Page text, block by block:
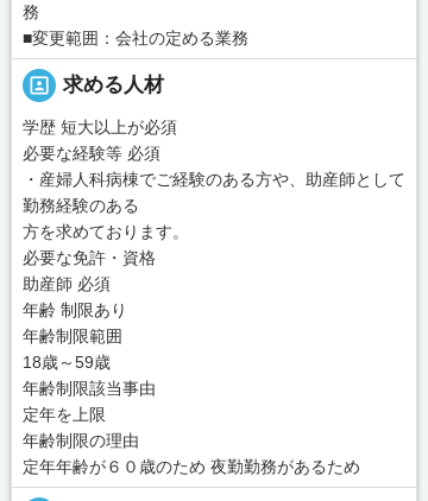
務
■変更範囲：会社の定める業務
portrait 求める人材
学歴 短大以上が必須
必要な経験等 必須
・産婦人科病棟でご経験のある方や、助産師として
勤務経験のある
方を求めております。
必要な免許・資格
助産師 必須
年齢 制限あり
年齢制限範囲
18歳～59歳
年齢制限該当事由
定年を上限
年齢制限の理由
定年年齢が６０歳のため 夜勤勤務があるため